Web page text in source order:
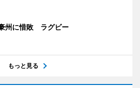
州に惜敗 ラグビー
もっと見る